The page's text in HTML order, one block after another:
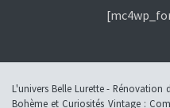
L'univers Belle Lurette - Rénovation
Bohème et Curiosités Vintage :